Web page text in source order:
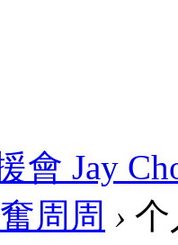
會 Jay
周周 › 个